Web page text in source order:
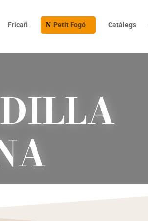
Fricañ Petit Fogó Catálegs